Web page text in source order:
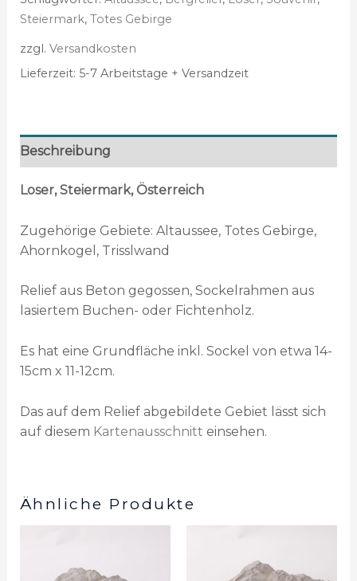
Steiermark, Totes Gebirge
zzgl. Versandkosten
Lieferzeit: 5-7 Arbeitstage + Versandzeit
Beschreibung
Loser, Steiermark, Österreich
Zugehörige Gebiete: Altaussee, Totes Gebirge,
Ahornkogel, Trisslwand
Relief aus Beton gegossen, Sockelrahmen aus
lasiertem Buchen- oder Fichtenholz.
Es hat eine Grundfläche inkl. Sockel von etwa 14-
15cm x 11-12cm.
Das auf dem Relief abgebildete Gebiet lässt sich
auf diesem Kartenausschnitt einsehen.
Ähnliche Produkte